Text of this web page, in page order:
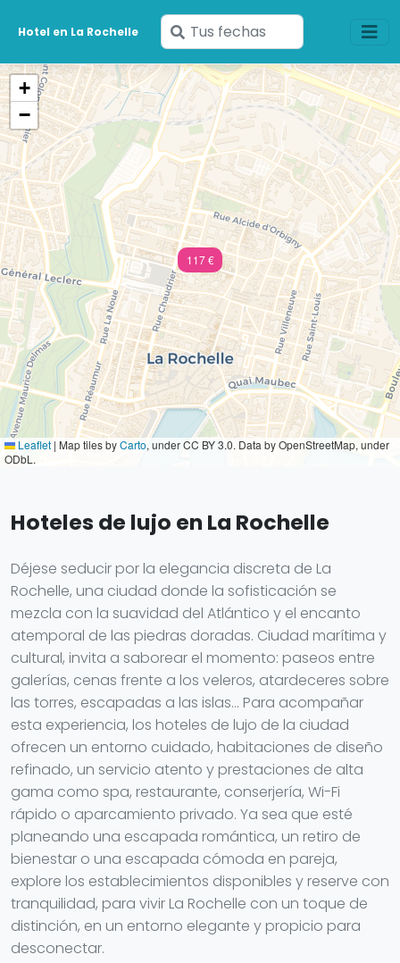
Hotel en La Rochelle
Ingresa
tus
fechas
117 €
+
−
Leaflet | Map tiles byCarto, under CC BY 3.0. Data by OpenStreetMap, under
ODbL.
Hoteles de lujo en La Rochelle
Déjese seducir por la elegancia discreta de La
Rochelle, una ciudad donde la sofisticación se
mezcla con la suavidad del Atlántico y el encanto
atemporal de las piedras doradas. Ciudad marítima y
cultural, invita a saborear el momento: paseos entre
galerías, cenas frente a los veleros, atardeceres sobre
las torres, escapadas a las islas… Para acompañar
esta experiencia, los hoteles de lujo de la ciudad
ofrecen un entorno cuidado, habitaciones de diseño
refinado, un servicio atento y prestaciones de alta
gama como spa, restaurante, conserjería, Wi-Fi
rápido o aparcamiento privado. Ya sea que esté
planeando una escapada romántica, un retiro de
bienestar o una escapada cómoda en pareja,
explore los establecimientos disponibles y reserve con
tranquilidad, para vivir La Rochelle con un toque de
distinción, en un entorno elegante y propicio para
desconectar.